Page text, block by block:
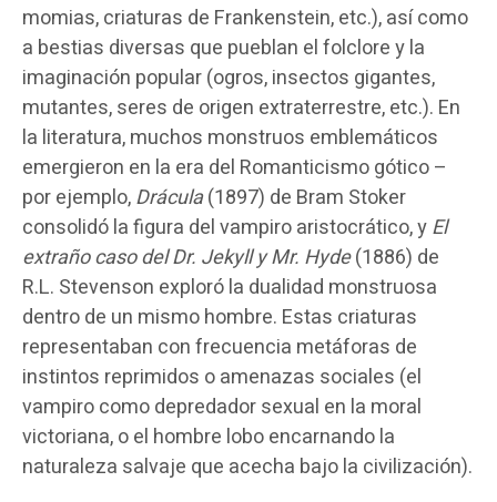
momias, criaturas de Frankenstein, etc.), así como
a bestias diversas que pueblan el folclore y la
imaginación popular (ogros, insectos gigantes,
mutantes, seres de origen extraterrestre, etc.). En
la literatura, muchos monstruos emblemáticos
emergieron en la era del Romanticismo gótico –
por ejemplo,Drácula(1897) de Bram Stoker
consolidó la figura del vampiro aristocrático, yEl
extraño caso del Dr. Jekyll y Mr. Hyde(1886) de
R.L. Stevenson exploró la dualidad monstruosa
dentro de un mismo hombre. Estas criaturas
representaban con frecuencia metáforas de
instintos reprimidos o amenazas sociales (el
vampiro como depredador sexual en la moral
victoriana, o el hombre lobo encarnando la
naturaleza salvaje que acecha bajo la civilización).